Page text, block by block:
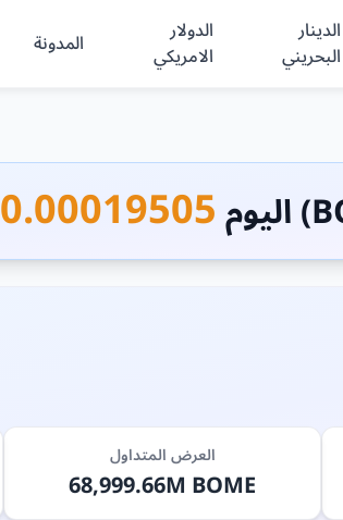
الدينار
البحريني
الدولار
الامريكي المدونة
0.00019505 دينار كويتي
العرض المتداول
68,999.66M BOME